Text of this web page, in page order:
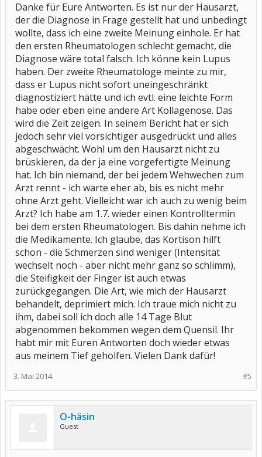
Danke für Eure Antworten. Es ist nur der Hausarzt,
der die Diagnose in Frage gestellt hat und unbedingt
wollte, dass ich eine zweite Meinung einhole. Er hat
den ersten Rheumatologen schlecht gemacht, die
Diagnose wäre total falsch. Ich könne kein Lupus
haben. Der zweite Rheumatologe meinte zu mir,
dass er Lupus nicht sofort uneingeschränkt
diagnostiziert hätte und ich evtl. eine leichte Form
habe oder eben eine andere Art Kollagenose. Das
wird die Zeit zeigen. In seinem Bericht hat er sich
jedoch sehr viel vorsichtiger ausgedrückt und alles
abgeschwächt. Wohl um den Hausarzt nicht zu
brüskieren, da der ja eine vorgefertigte Meinung
hat. Ich bin niemand, der bei jedem Wehwechen zum
Arzt rennt - ich warte eher ab, bis es nicht mehr
ohne Arzt geht. Vielleicht war ich auch zu wenig beim
Arzt? Ich habe am 1.7. wieder einen Kontrolltermin
bei dem ersten Rheumatologen. Bis dahin nehme ich
die Medikamente. Ich glaube, das Kortison hilft
schon - die Schmerzen sind weniger (Intensität
wechselt noch - aber nicht mehr ganz so schlimm),
die Steifigkeit der Finger ist auch etwas
zurückgegangen. Die Art, wie mich der Hausarzt
behandelt, deprimiert mich. Ich traue mich nicht zu
ihm, dabei soll ich doch alle 14 Tage Blut
abgenommen bekommen wegen dem Quensil. Ihr
habt mir mit Euren Antworten doch wieder etwas
aus meinem Tief geholfen. Vielen Dank dafür!
#5
3. Mai 2014
O-häsin
Guest